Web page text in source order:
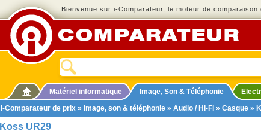
Bienvenue sur i-Comparateur, le moteur de
Matériel informatique Image, Son & Téléphonie
i-Comparateur de prix » Image, son & téléphonie » Audio / Hi-Fi » Casque »
Koss UR29